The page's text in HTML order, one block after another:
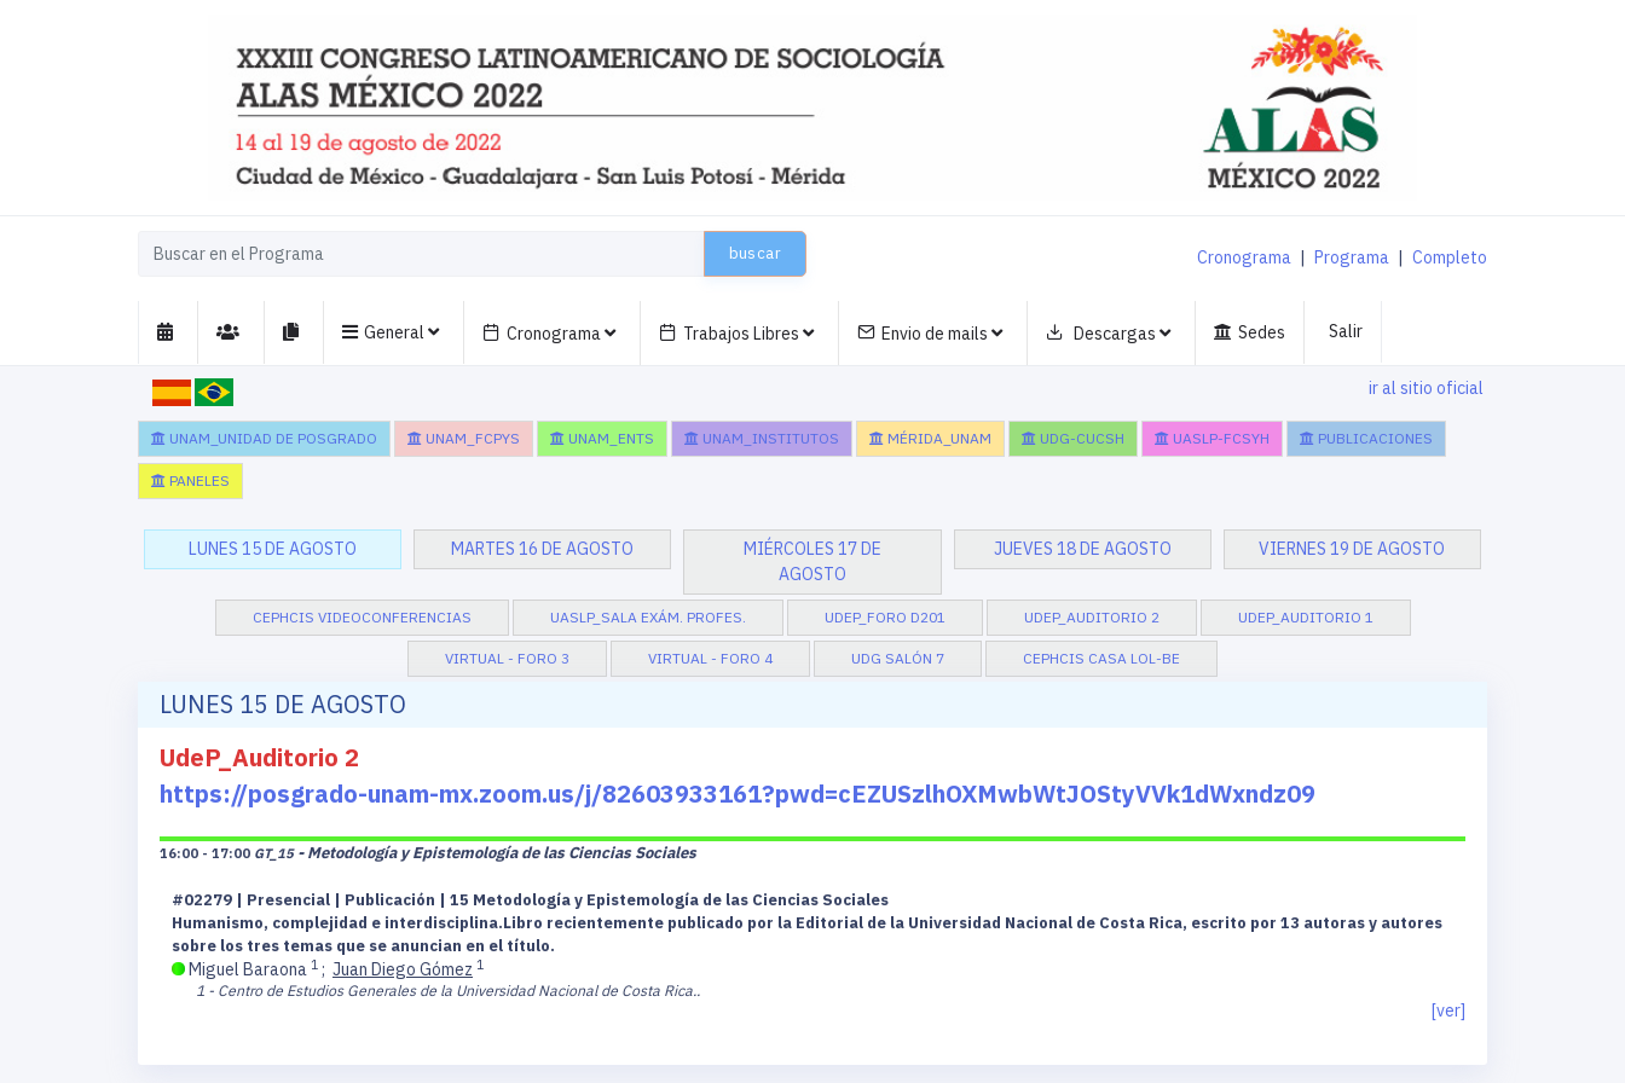
buscar Cronograma | Programa | Completo
General Cronograma Trabajos Libres Envio de mails Descargas Sedes Salir
ir al sitio oficial
UNAM_UNIDAD DE POSGRADO UNAM_FCPYS UNAM_ENTS UNAM_INSTITUTOS MÉRIDA_UNAM UDG-CUCSH UASLP-FCSYH PUBLICACIONES
PANELES
LUNES 15 DE AGOSTO MARTES 16 DE AGOSTO
MIÉRCOLES 17 DE
AGOSTO
JUEVES 18 DE AGOSTO VIERNES 19 DE AGOSTO
CEPHCIS VIDEOCONFERENCIAS UASLP_SALA EXÁM. PROFES. UDEP_FORO D201 UDEP_AUDITORIO 2 UDEP_AUDITORIO 1
VIRTUAL - FORO 3 VIRTUAL - FORO 4 UDG SALÓN 7 CEPHCIS CASA LOL-BE
LUNES 15 DE AGOSTO
UdeP_Auditorio 2
https://posgrado-unam-mx.zoom.us/j/82603933161?pwd=cEZUSzlhOXMwbWtJOStyVVk1dWxndz09
16:00 - 17:00 GT_15 - Metodología y Epistemología de las Ciencias Sociales
#02279 | Presencial | Publicación | 15 Metodología y Epistemología de las Ciencias Sociales
Humanismo, complejidad e interdisciplina.Libro recientemente publicado por la Editorial de la Universidad Nacional de Costa Rica, escrito por 13 autoras y autores
sobre los tres temas que se anuncian en el título.
Miguel Baraona 1 ; Juan Diego Gómez 1
1 - Centro de Estudios Generales de la Universidad Nacional de Costa Rica..
[ver]